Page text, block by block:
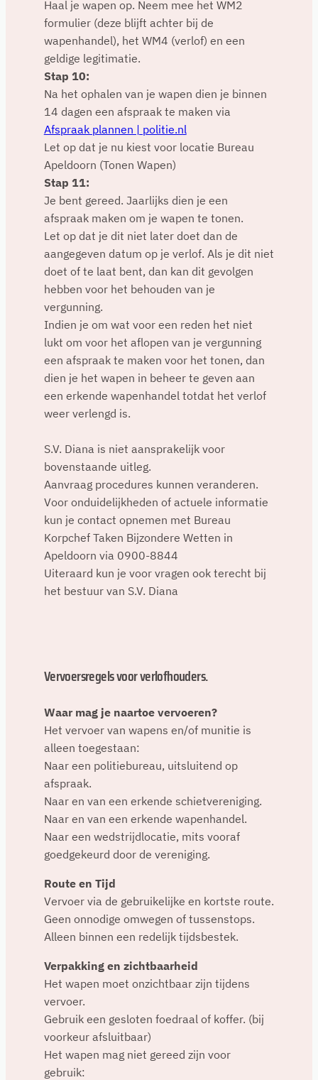
Haal je wapen op. Neem mee het WM2
formulier (deze blijft achter bij de
wapenhandel), het WM4 (verlof) en een
geldige legitimatie.
Stap 10:
Na het ophalen van je wapen dien je binnen
14 dagen een afspraak te maken via
Afspraak plannen | politie.nl
Let op dat je nu kiest voor locatie Bureau
Apeldoorn (Tonen Wapen)
Stap 11:
Je bent gereed. Jaarlijks dien je een
afspraak maken om je wapen te tonen.
Let op dat je dit niet later doet dan de
aangegeven datum op je verlof. Als je dit niet
doet of te laat bent, dan kan dit gevolgen
hebben voor het behouden van je
vergunning.
Indien je om wat voor een reden het niet
lukt om voor het aflopen van je vergunning
een afspraak te maken voor het tonen, dan
dien je het wapen in beheer te geven aan
een erkende wapenhandel totdat het verlof
weer verlengd is.
S.V. Diana is niet aansprakelijk voor
bovenstaande uitleg.
Aanvraag procedures kunnen veranderen.
Voor onduidelijkheden of actuele informatie
kun je contact opnemen met Bureau
Korpchef Taken Bijzondere Wetten in
Apeldoorn via 0900-8844
Uiteraard kun je voor vragen ook terecht bij
het bestuur van S.V. Diana
Vervoersregels voor verlofhouders.
Waar mag je naartoe vervoeren?
Het vervoer van wapens en/of munitie is
alleen toegestaan:
Naar een politiebureau, uitsluitend op
afspraak.
Naar en van een erkende schietvereniging.
Naar en van een erkende wapenhandel.
Naar een wedstrijdlocatie, mits vooraf
goedgekeurd door de vereniging.
Route en Tijd
Vervoer via de gebruikelijke en kortste route.
Geen onnodige omwegen of tussenstops.
Alleen binnen een redelijk tijdsbestek.
Verpakking en zichtbaarheid
Het wapen moet onzichtbaar zijn tijdens
vervoer.
Gebruik een gesloten foedraal of koffer. (bij
voorkeur afsluitbaar)
Het wapen mag niet gereed zijn voor
gebruik: